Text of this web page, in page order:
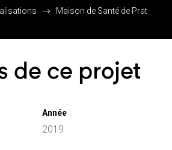
Maison de Santé de Prat
de ce projet
Année
2019